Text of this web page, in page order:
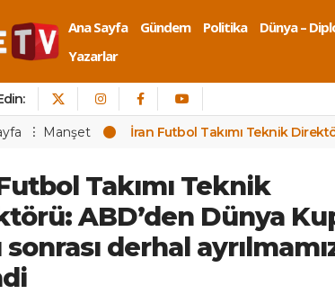
Ana Sayfa Gündem Politika Dünya –
Yazarlar
Manşet İran Futbol Takımı Teknik
Takımı Teknik
ABD’den Dünya
sonrası derhal